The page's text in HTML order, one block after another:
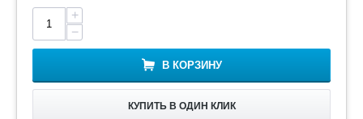
+
−
В КОРЗИНУ
КУПИТЬ В ОДИН КЛИК